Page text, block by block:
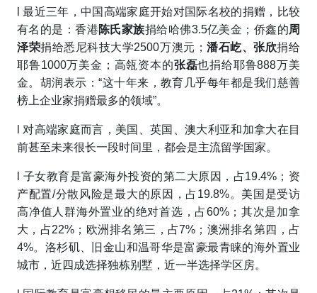
l最近三年，中国高端家庭开始对国际名校的捐赠，比较
有名的是：香港陈氏家族捐给哈佛3.5亿美金；侨鑫的周
泽荣捐给悉尼科技大学2500万澳元； 潘石屹、张欣捐给
耶鲁1000万美金；高瓴资本的张磊也捐给耶鲁888万美
金。胡润表示：“这十年来，教育几乎每年都是我们慈善
榜上企业家捐赠最多的领域”。
对高端家庭而言，美国、英国、澳大利亚和加拿大在目
前甚至未来很长一段时间里，都会是主流留学国家。
子女教育是富豪海外投资的第二大原因，占19.4%；资
产配置/分散风险是最大的原因，占19.8%。美国是受访
高净值人群海外置业的绝对首选，占60%；其次是加拿
大，占22%；欧洲排名第三，占7%；澳洲排名第四，占
4%。洛杉矶、旧金山和温哥华是富豪最青睐的海外置业
城市，近四成选择独栋别墅，近一半选择学区房。